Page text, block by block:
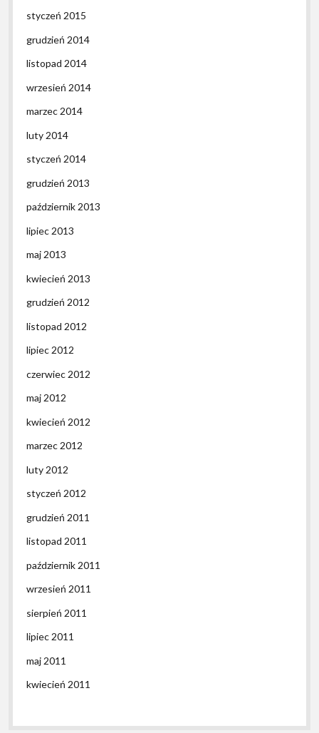
styczeń 2015
grudzień 2014
listopad 2014
wrzesień 2014
marzec 2014
luty 2014
styczeń 2014
grudzień 2013
październik 2013
lipiec 2013
maj 2013
kwiecień 2013
grudzień 2012
listopad 2012
lipiec 2012
czerwiec 2012
maj 2012
kwiecień 2012
marzec 2012
luty 2012
styczeń 2012
grudzień 2011
listopad 2011
październik 2011
wrzesień 2011
sierpień 2011
lipiec 2011
maj 2011
kwiecień 2011